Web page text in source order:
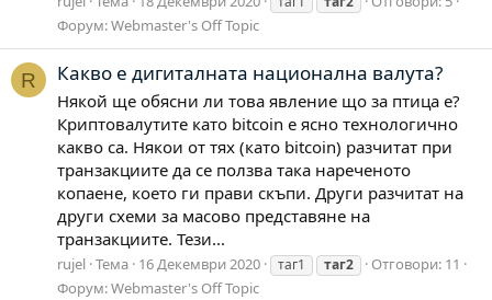
Форум:Webmaster's Off Topic
R Какво е дигиталната национална валута?
Някой ще обясни ли това явление що за птица е?
Криптовалутите като bitcoin е ясно технологично
какво са. Някои от тях (като bitcoin) разчитат при
транзакциите да се ползва така нареченото
копаене, което ги прави скъпи. Други разчитат на
други схеми за масово представяне на
транзакциите. Тези...
rujel Тема 16 Декември 2020 таг1 таг2
Отговори: 11
Форум:Webmaster's Off Topic